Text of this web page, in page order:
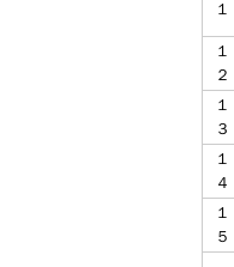
１
１
２
１
３
１
４
１
５